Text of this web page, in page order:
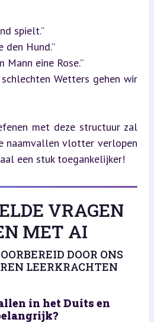
spielt.”
den Hund.”
Mann eine Rose.”
Wetters gehen wir
met deze structuur zal
naamvallen vlotter verlopen
een stuk toegankelijker!
VRAGEN
MET AI
DOOR ONS
LEERKRACHTEN
in het Duits en